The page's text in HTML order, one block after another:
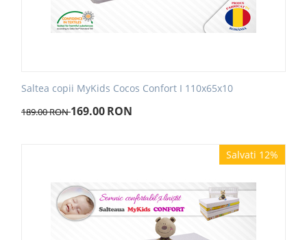
Saltea copii MyKids Cocos Confort I 110x65x10
189.00RON169.00RON
Salvati 12%